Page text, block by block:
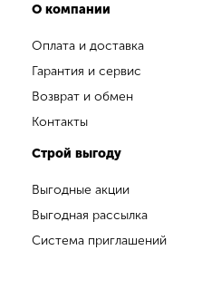
О компании
Оплата и доставка
Гарантия и сервис
Возврат и обмен
Контакты
Строй выгоду
Выгодные акции
Выгодная рассылка
Система приглашений